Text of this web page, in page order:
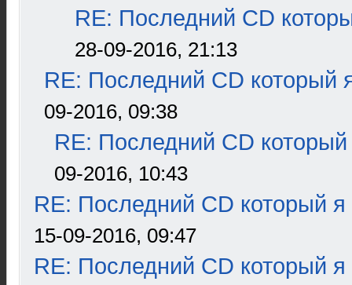
RE: Последний CD
28-09-2016, 21:13
RE: Последний CD который
09-2016, 09:38
RE: Последний CD который
09-2016, 10:43
RE: Последний CD который я
15-09-2016, 09:47
RE: Последний CD который я